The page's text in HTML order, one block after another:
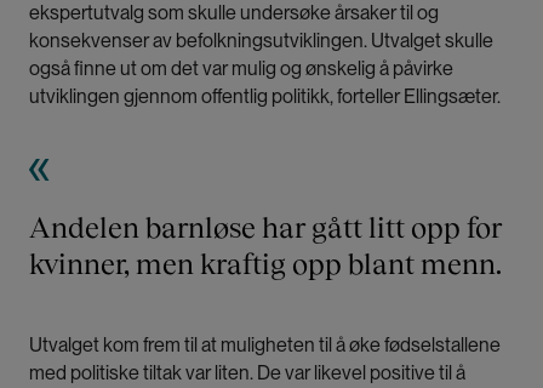
ekspertutvalg som skulle undersøke årsaker til og
konsekvenser av befolkningsutviklingen. Utvalget skulle
også finne ut om det var mulig og ønskelig å påvirke
utviklingen gjennom offentlig politikk, forteller Ellingsæter.
Andelen barnløse har gått litt opp for
kvinner, men kraftig opp blant menn.
Utvalget kom frem til at muligheten til å øke fødselstallene
med politiske tiltak var liten. De var likevel positive til å